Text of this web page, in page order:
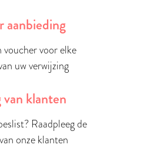
aanbieding
voucher voor elke
uw verwijzing
klanten
Raadpleeg de
onze klanten